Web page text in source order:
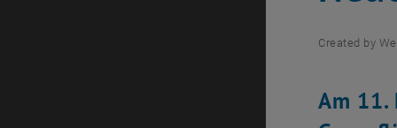
Created by
Am